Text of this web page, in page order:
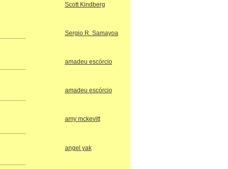
Scott Kindberg
Sergio R. Samayoa
amadeu escórcio
amadeu escórcio
amy mckevitt
angel yak